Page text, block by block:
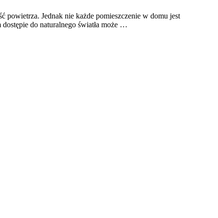
powietrza. Jednak nie każde pomieszczenie w domu jest
do naturalnego światła może …